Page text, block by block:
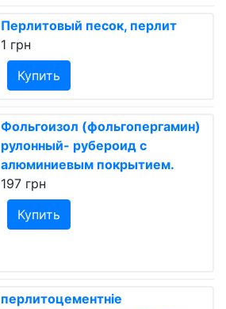
Перлитовый песок, перлит
1 грн
Купить
Фольгоизол (фольгопергамин)
рулонный- рубероид с
алюминиевым покрытием.
197 грн
Купить
перлитоцементніе